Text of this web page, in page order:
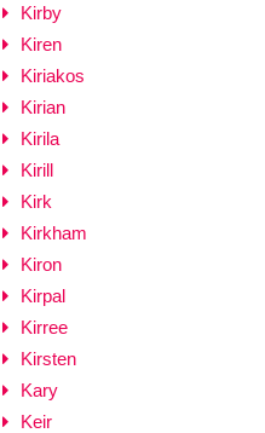
Kirby
Kiren
Kiriakos
Kirian
Kirila
Kirill
Kirk
Kirkham
Kiron
Kirpal
Kirree
Kirsten
Kary
Keir